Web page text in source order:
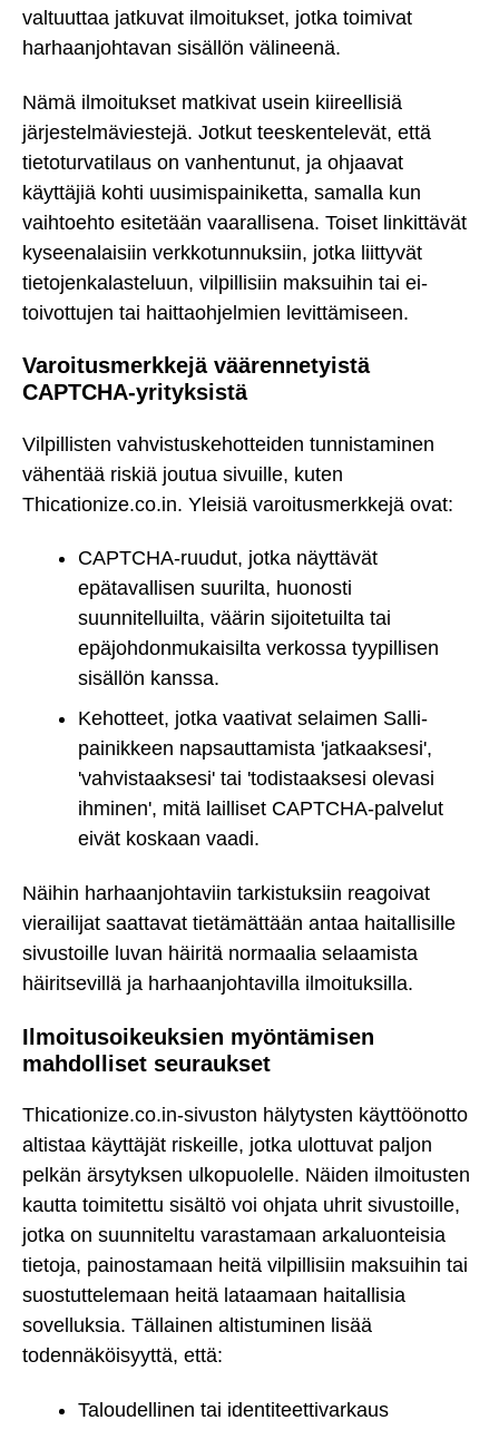
valtuuttaa jatkuvat ilmoitukset, jotka toimivat
harhaanjohtavan sisällön välineenä.
Nämä ilmoitukset matkivat usein kiireellisiä
järjestelmäviestejä. Jotkut teeskentelevät, että
tietoturvatilaus on vanhentunut, ja ohjaavat
käyttäjiä kohti uusimispainiketta, samalla kun
vaihtoehto esitetään vaarallisena. Toiset linkittävät
kyseenalaisiin verkkotunnuksiin, jotka liittyvät
tietojenkalasteluun, vilpillisiin maksuihin tai ei-
toivottujen tai haittaohjelmien levittämiseen.
Varoitusmerkkejä väärennetyistä
CAPTCHA-yrityksistä
Vilpillisten vahvistuskehotteiden tunnistaminen
vähentää riskiä joutua sivuille, kuten
Thicationize.co.in. Yleisiä varoitusmerkkejä ovat:
CAPTCHA-ruudut, jotka näyttävät
epätavallisen suurilta, huonosti
suunnitelluilta, väärin sijoitetuilta tai
epäjohdonmukaisilta verkossa tyypillisen
sisällön kanssa.
Kehotteet, jotka vaativat selaimen Salli-
painikkeen napsauttamista 'jatkaaksesi',
'vahvistaaksesi' tai 'todistaaksesi olevasi
ihminen', mitä lailliset CAPTCHA-palvelut
eivät koskaan vaadi.
Näihin harhaanjohtaviin tarkistuksiin reagoivat
vierailijat saattavat tietämättään antaa haitallisille
sivustoille luvan häiritä normaalia selaamista
häiritsevillä ja harhaanjohtavilla ilmoituksilla.
Ilmoitusoikeuksien myöntämisen
mahdolliset seuraukset
Thicationize.co.in-sivuston hälytysten käyttöönotto
altistaa käyttäjät riskeille, jotka ulottuvat paljon
pelkän ärsytyksen ulkopuolelle. Näiden ilmoitusten
kautta toimitettu sisältö voi ohjata uhrit sivustoille,
jotka on suunniteltu varastamaan arkaluonteisia
tietoja, painostamaan heitä vilpillisiin maksuihin tai
suostuttelemaan heitä lataamaan haitallisia
sovelluksia. Tällainen altistuminen lisää
todennäköisyyttä, että:
Taloudellinen tai identiteettivarkaus